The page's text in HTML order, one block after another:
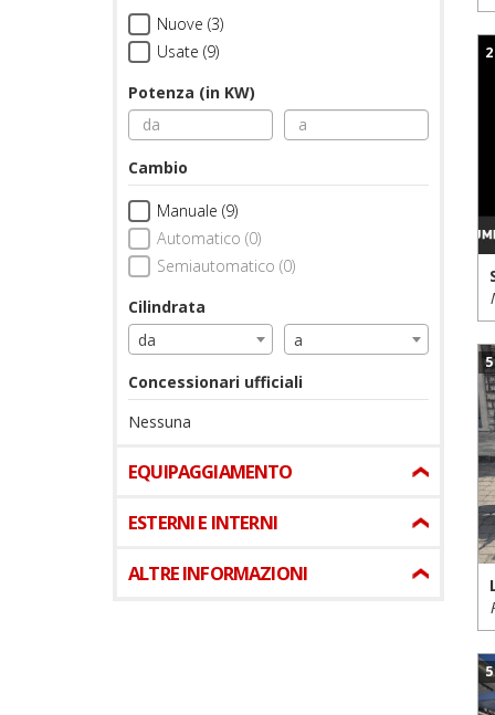
Nuove (3)
Usate (9)
Potenza (in KW)
Cambio
Manuale (9)
Automatico (0)
Semiautomatico (0)
Cilindrata
da
a
Concessionari ufficiali
Nessuna
EQUIPAGGIAMENTO
ESTERNI E INTERNI
ALTRE INFORMAZIONI